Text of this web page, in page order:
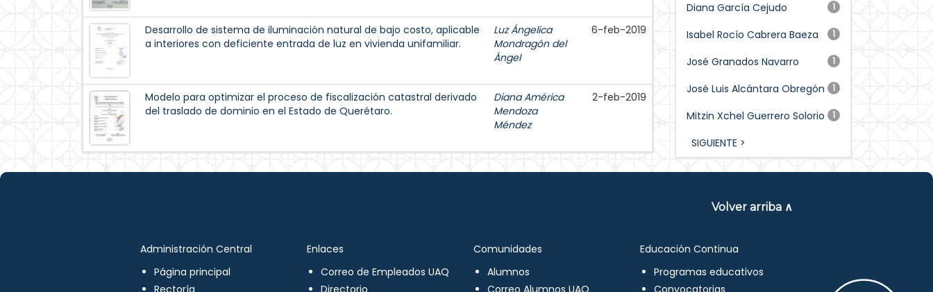
Desarrollo de sistema de iluminación natural de bajo costo, aplicable
a interiores con deficiente entrada de luz en vivienda unifamiliar.
Luz Ángelica
Mondragón del
Ángel
6-feb-2019
Modelo para optimizar el proceso de fiscalización catastral derivado
del traslado de dominio en el Estado de Querétaro.
Diana América
Mendoza
Méndez
2-feb-2019
1
Diana García Cejudo
1
Isabel Rocío Cabrera Baeza
1
José Granados Navarro
1
José Luis Alcántara Obregón
1
Mitzin Xchel Guerrero Solorio
SIGUIENTE >
Volver arriba ∧
Administración Central
Página principal
Rectoría
Enlaces
Correo de Empleados UAQ
Directorio
Comunidades
Alumnos
Correo Alumnos UAQ
Educación Continua
Programas educativos
Convocatorias